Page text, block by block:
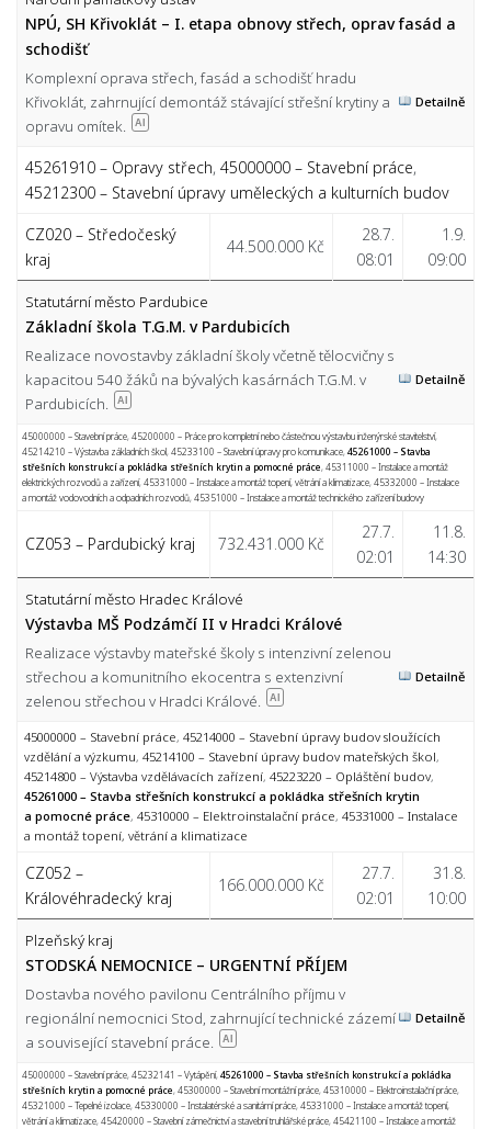
NPÚ, SH Křivoklát – I. etapa obnovy střech, oprav fasád a
schodišť
Komplexní oprava střech, fasád a schodišť hradu
Křivoklát, zahrnující demontáž stávající střešní krytiny a
opravu omítek.
AI
Detailně
45261910 – Opravy střech, 45000000 – Stavební práce,
45212300 – Stavební úpravy uměleckých a kulturních budov
CZ020 – Středočeský
kraj
44.500.000 Kč
28.7.
08:01
1.9.
09:00
Statutární město Pardubice
Základní škola T.G.M. v Pardubicích
Realizace novostavby základní školy včetně tělocvičny s
kapacitou 540 žáků na bývalých kasárnách T.G.M. v
Pardubicích.
AI
Detailně
45000000 – Stavební práce,45200000 – Práce pro kompletní nebo částečnou výstavbu inženýrské stavitelství,
45214210 – Výstavba základních škol,45233100 – Stavební úpravy pro komunikace,45261000 – Stavba
střešních konstrukcí a pokládka střešních krytin a pomocné práce,45311000 – Instalace a montáž
elektrických rozvodů a zařízení,45331000 – Instalace a montáž topení, větrání a klimatizace,45332000 – Instalace
a montáž vodovodních a odpadních rozvodů,45351000 – Instalace a montáž technického zařízení budovy
CZ053 – Pardubický kraj 732.431.000 Kč
27.7.
02:01
11.8.
14:30
Statutární město Hradec Králové
Výstavba MŠ Podzámčí II v Hradci Králové
Realizace výstavby mateřské školy s intenzivní zelenou
střechou a komunitního ekocentra s extenzivní
zelenou střechou v Hradci Králové.
AI
Detailně
45000000 – Stavební práce, 45214000 – Stavební úpravy budov sloužících
vzdělání a výzkumu, 45214100 – Stavební úpravy budov mateřských škol,
45214800 – Výstavba vzdělávacích zařízení, 45223220 – Opláštění budov,
45261000 – Stavba střešních konstrukcí a pokládka střešních krytin
a pomocné práce, 45310000 – Elektroinstalační práce, 45331000 – Instalace
a montáž topení, větrání a klimatizace
CZ052 –
Královéhradecký kraj
166.000.000 Kč
27.7.
02:01
31.8.
10:00
Plzeňský kraj
STODSKÁ NEMOCNICE – URGENTNÍ PŘÍJEM
Dostavba nového pavilonu Centrálního příjmu v
regionální nemocnici Stod, zahrnující technické zázemí
a související stavební práce.
AI
Detailně
45000000 – Stavební práce,45232141 – Vytápění,45261000 – Stavba střešních konstrukcí a pokládka
střešních krytin a pomocné práce,45300000 – Stavební montážní práce,45310000 – Elektroinstalační práce,
45321000 – Tepelné izolace,45330000 – Instalatérské a sanitární práce,45331000 – Instalace a montáž topení,
větrání a klimatizace,45420000 – Stavební zámečnictví a stavební truhlářské práce,45421100 – Instalace a montáž